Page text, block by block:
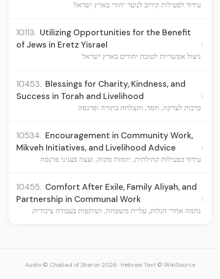
עידוד לפעילות קירוב לנוער יהודי בארץ ישראל
10113. Utilizing Opportunities for the Benefit
of Jews in Eretz Yisrael
ניצול אפשריות לטובת יהודים בארץ ישראל
›
10453. Blessings for Charity, Kindness, and
Success in Torah and Livelihood
ברכות לצדקה, חסד, והצלחה בתורה ופרנסה
›
10534. Encouragement in Community Work,
Mikveh Initiatives, and Livelihood Advice
עידוד בפעילות קהילתית, יוזמות מקוה, ועצה בעניני פרנסה
›
10455. Comfort After Exile, Family Aliyah, and
Partnership in Communal Work
נחמה אחרי הגלות, עליית משפחה, ושותפות בעבודה ציבורית
›
Audio © Chabad of Sharon 2026 · Hebrew Text © WikiSource